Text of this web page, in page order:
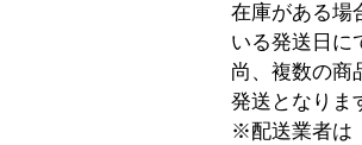
在庫がある場
いる発送日に
尚、複数の商
発送となりま
※配送業者は